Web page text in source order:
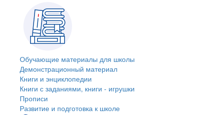
Обучающие материалы для школы
Демонстрационный материал
Книги и энциклопедии
Книги с заданиями, книги - игрушки
Прописи
Развитие и подготовка к школе